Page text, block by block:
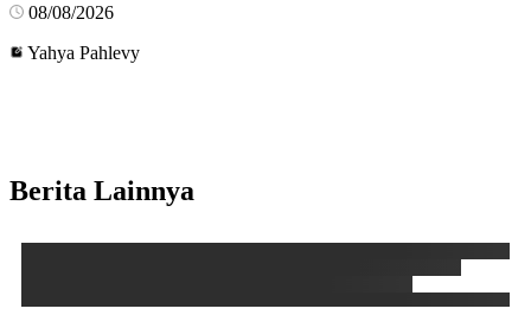
08/08/2026
Yahya Pahlevy
Berita Lainnya